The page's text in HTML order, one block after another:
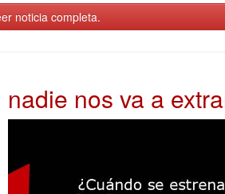
noticia completa.
nadie nos va a